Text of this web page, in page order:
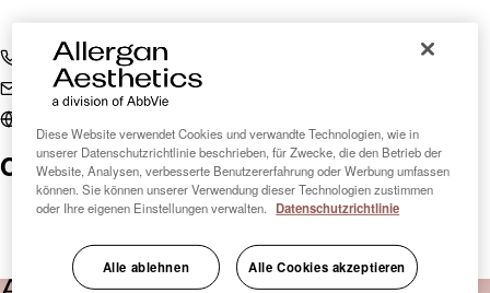
+41 22 807 27 72
beauty@skinpulse.ch
Clinic Finder Schweiz
Diese Website verwendet Cookies und verwandte Technologien, wie in
unserer Datenschutzrichtlinie beschrieben, für Zwecke, die den Betrieb der
Website, Analysen, verbesserte Benutzererfahrung oder Werbung umfassen
können. Sie können unserer Verwendung dieser Technologien zustimmen
oder Ihre eigenen Einstellungen verwalten.
Datenschutzrichtlinie
Alle ablehnen Alle Cookies akzeptieren